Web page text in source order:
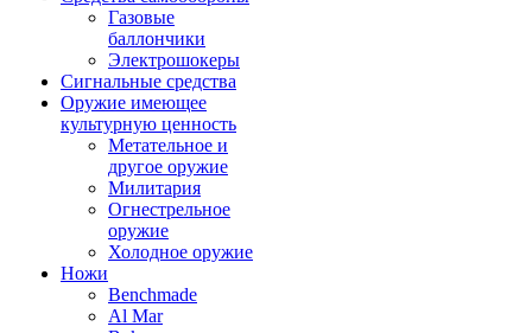
Газовые
баллончики
Электрошокеры
Сигнальные средства
Оружие имеющее
культурную ценность
Метательное и
другое оружие
Милитария
Огнестрельное
оружие
Холодное оружие
Ножи
Benchmade
Al Mar